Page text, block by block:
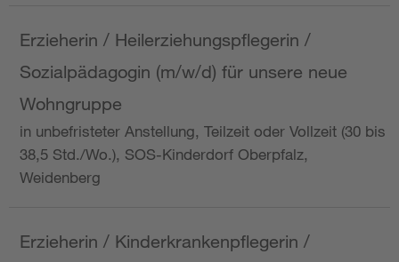
Erzieherin / Heilerziehungspflegerin /
Sozialpädagogin (m/w/d) für unsere neue
Wohngruppe
in unbefristeter Anstellung, Teilzeit oder Vollzeit (30 bis
38,5 Std./Wo.), SOS-Kinderdorf Oberpfalz,
Weidenberg
Erzieherin / Kinderkrankenpflegerin /